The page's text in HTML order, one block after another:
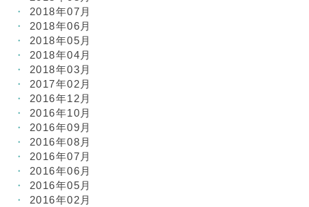
2018年07月
2018年06月
2018年05月
2018年04月
2018年03月
2017年02月
2016年12月
2016年10月
2016年09月
2016年08月
2016年07月
2016年06月
2016年05月
2016年02月